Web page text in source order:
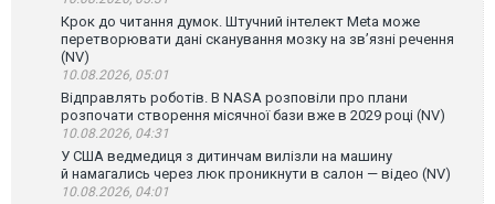
Крок до читання думок. Штучний інтелект Meta може
перетворювати дані сканування мозку на зв’язні речення
(NV)
10.08.2026, 05:01
Відправлять роботів. В NASA розповіли про плани
розпочати створення місячної бази вже в 2029 році (NV)
10.08.2026, 04:31
У США ведмедиця з дитинчам вилізли на машину
й намагались через люк проникнути в салон — відео (NV)
10.08.2026, 04:01